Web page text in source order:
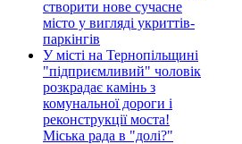
створити нове сучасне
місто у вигляді укриттів-
паркінгів
У місті на Тернопільщині
"підприємливий" чоловік
розкрадає камінь з
комунальної дороги і
реконструкції моста!
Міська рада в "долі?"